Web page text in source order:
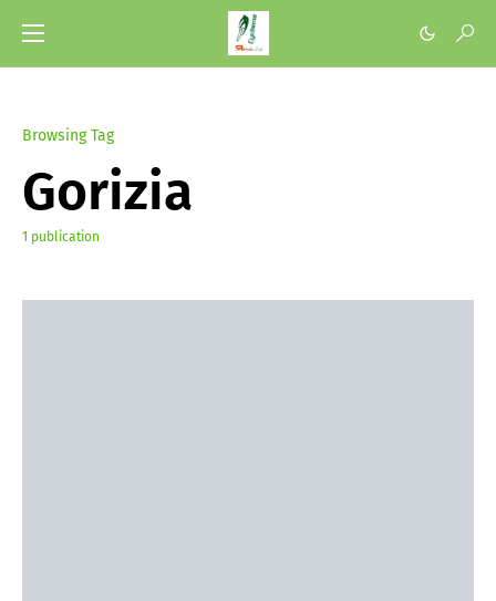
Browsing Tag
Gorizia
1 publication